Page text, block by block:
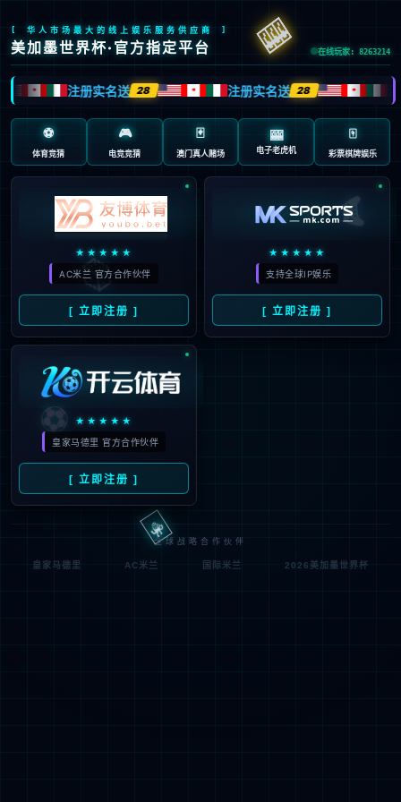
抱歉，页面无法访问...
可能原因：网址有错误 >请检查地址是否完整或存在多余字
符;
网址已失效 >可能页面已删除，活动已下线等
返回首页